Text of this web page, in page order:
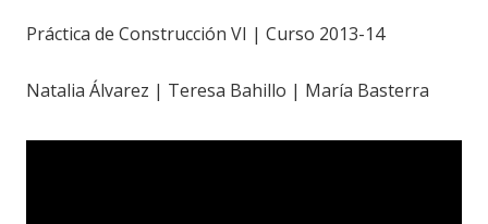
Práctica de Construcción VI | Curso 2013-14
Natalia Álvarez | Teresa Bahillo | María Basterra